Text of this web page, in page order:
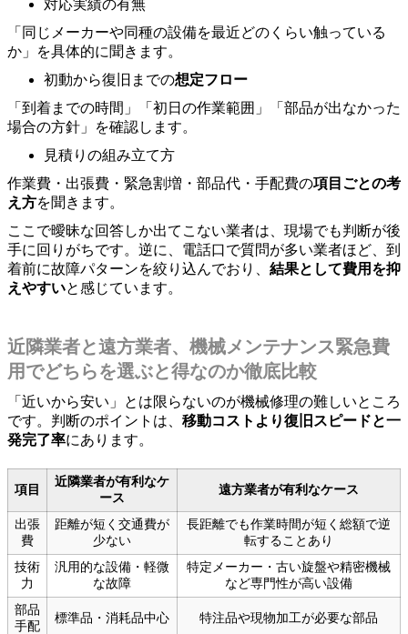
対応実績の有無
「同じメーカーや同種の設備を最近どのくらい触っている
か」を具体的に聞きます。
初動から復旧までの想定フロー
「到着までの時間」「初日の作業範囲」「部品が出なかった
場合の方針」を確認します。
見積りの組み立て方
作業費・出張費・緊急割増・部品代・手配費の項目ごとの考
え方を聞きます。
ここで曖昧な回答しか出てこない業者は、現場でも判断が後
手に回りがちです。逆に、電話口で質問が多い業者ほど、到
着前に故障パターンを絞り込んでおり、 結果として費用を抑
えやすいと感じています。
近隣業者と遠方業者、機械メンテナンス緊急費
用でどちらを選ぶと得なのか徹底比較
「近いから安い」とは限らないのが機械修理の難しいところ
です。判断のポイントは、 移動コストより復旧スピードと一
発完了率にあります。
項目
近隣業者が有利なケ
ース
遠方業者が有利なケース
出張
費
距離が短く交通費が
少ない
長距離でも作業時間が短く総額で逆
転することあり
技術
力
汎用的な設備・軽微
な故障
特定メーカー・古い旋盤や精密機械
など専門性が高い設備
部品
手配
標準品・消耗品中心 特注品や現物加工が必要な部品